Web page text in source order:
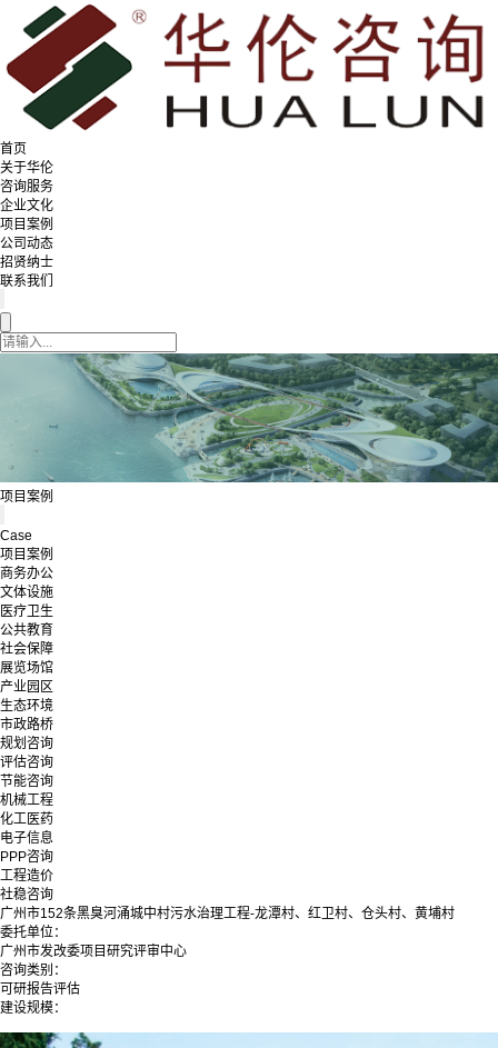
首页
关于华伦
咨询服务
企业文化
项目案例
公司动态
招贤纳士
联系我们
项目案例
Case
项目案例
商务办公
文体设施
医疗卫生
公共教育
社会保障
展览场馆
产业园区
生态环境
市政路桥
规划咨询
评估咨询
节能咨询
机械工程
化工医药
电子信息
PPP咨询
工程造价
社稳咨询
广州市152条黑臭河涌城中村污水治理工程-龙潭村、红卫村、仓头村、黄埔村
委托单位：
广州市发改委项目研究评审中心
咨询类别：
可研报告评估
建设规模：